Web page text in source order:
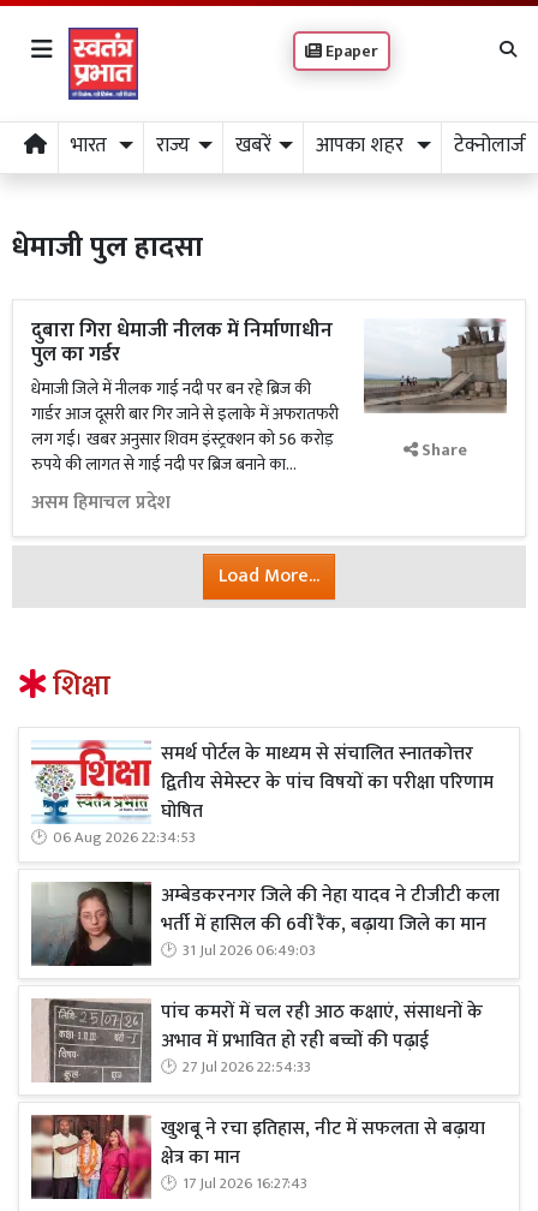
Epaper
भारत राज्य खबरें आपका शहर टेक्नोलाजी
धेमाजी पुल हादसा
दुबारा गिरा धेमाजी नीलक में निर्माणाधीन
पुल का गर्डर
धेमाजी जिले में नीलक गाई नदी पर बन रहे ब्रिज की
गार्डर आज दूसरी बार गिर जाने से इलाके में अफरातफरी
लग गई। खबर अनुसार शिवम इंस्ट्रक्शन को 56 करोड़
रुपये की लागत से गाई नदी पर ब्रिज बनाने का...
असम हिमाचल प्रदेश
Share
Load More...
शिक्षा
समर्थ पोर्टल के माध्यम से संचालित स्नातकोत्तर
द्वितीय सेमेस्टर के पांच विषयों का परीक्षा परिणाम
घोषित
06 Aug 2026 22:34:53
अम्बेडकरनगर जिले की नेहा यादव ने टीजीटी कला
भर्ती में हासिल की 6वीं रैंक, बढ़ाया जिले का मान
31 Jul 2026 06:49:03
पांच कमरों में चल रही आठ कक्षाएं, संसाधनों के
अभाव में प्रभावित हो रही बच्चों की पढ़ाई
27 Jul 2026 22:54:33
खुशबू ने रचा इतिहास, नीट में सफलता से बढ़ाया
क्षेत्र का मान
17 Jul 2026 16:27:43